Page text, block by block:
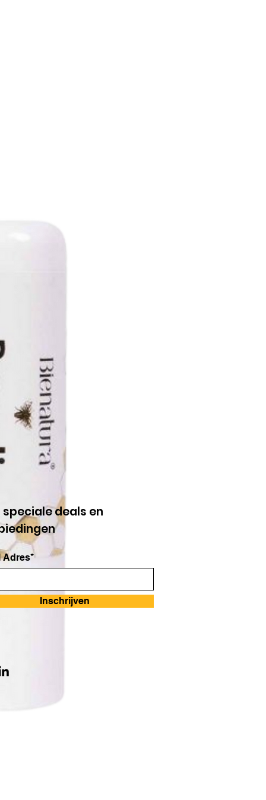
speciale deals en
Adres*
Inschrijven